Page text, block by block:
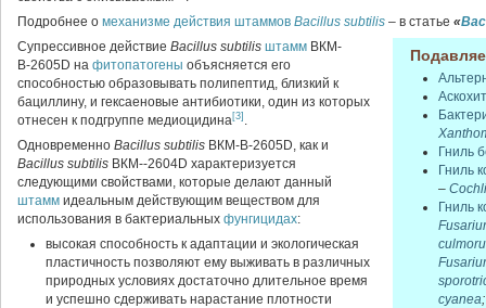
Подробнее о механизме действия штаммов Bacillus subtilis – в статье «
Гниль
Гниль
–
Гниль
cyanea;
Супрессивное действие Bacillus subtilis штамм ВКМ-
В-2605D на фитопатогены объясняется его
способностью образовывать полипептид, близкий к
бациллину, и гексаеновые антибиотики, один из которых
отнесен к подгруппе медиоцидина[3] .
Одновременно Bacillus subtilis ВКМ-В-2605D, как и
Bacillus subtilis ВКМ--2604D характеризуется
следующими свойствами, которые делают данный
штамм идеальным действующим веществом для
использования в бактериальных фунгицидах:
высокая способность к адаптации и экологическая
пластичность позволяют ему выживать в различных
природных условиях достаточно длительное время
и успешно сдерживать нарастание плотности